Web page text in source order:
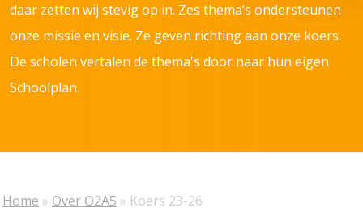
daar zetten wij stevig op in. Zes thema’s ondersteunen
onze missie en visie. Ze geven richting aan onze koers.
De scholen vertalen de thema's door naar hun eigen
Schoolplan.
Home » Over O2A5 » Koers 23-26